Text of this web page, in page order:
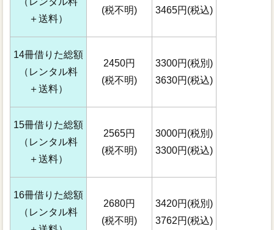
＋送料）
(税不明)
3465円(税込)
14冊借りた総額
（レンタル料
＋送料）
2450円
(税不明)
3300円(税別)
3630円(税込)
15冊借りた総額
（レンタル料
＋送料）
2565円
(税不明)
3000円(税別)
3300円(税込)
16冊借りた総額
（レンタル料
2680円
(税不明)
3420円(税別)
3762円(税込)